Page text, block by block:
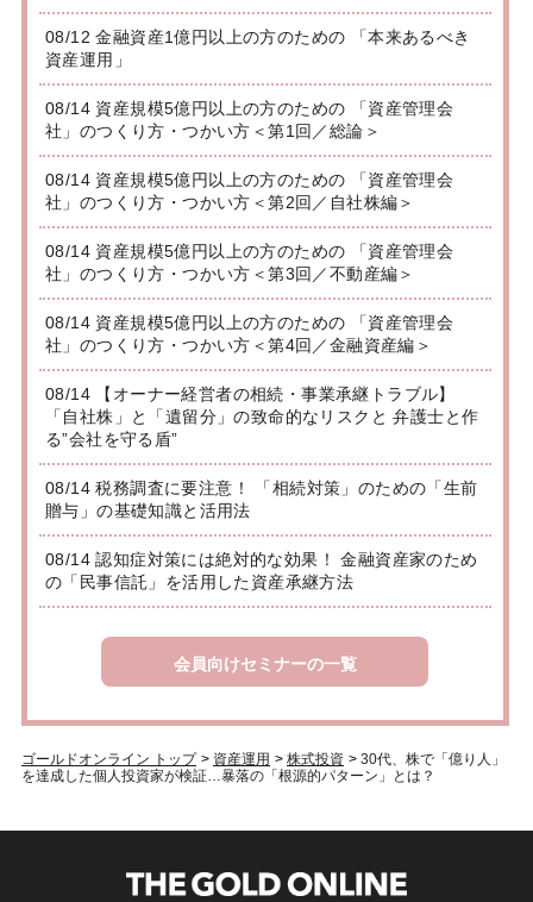
08/12 金融資産1億円以上の方のための 「本来あるべき
資産運用」
08/14 資産規模5億円以上の方のための 「資産管理会
社」のつくり方・つかい方＜第1回／総論＞
08/14 資産規模5億円以上の方のための 「資産管理会
社」のつくり方・つかい方＜第2回／自社株編＞
08/14 資産規模5億円以上の方のための 「資産管理会
社」のつくり方・つかい方＜第3回／不動産編＞
08/14 資産規模5億円以上の方のための 「資産管理会
社」のつくり方・つかい方＜第4回／金融資産編＞
08/14 【オーナー経営者の相続・事業承継トラブル】
「自社株」と「遺留分」の致命的なリスクと 弁護士と作
る”会社を守る盾”
08/14 税務調査に要注意！ 「相続対策」のための「生前
贈与」の基礎知識と活用法
08/14 認知症対策には絶対的な効果！ 金融資産家のため
の「民事信託」を活用した資産承継方法
会員向けセミナーの一覧
ゴールドオンライン トップ > 資産運用 > 株式投資 > 30代、株で「億り人」
を達成した個人投資家が検証…暴落の「根源的パターン」とは？